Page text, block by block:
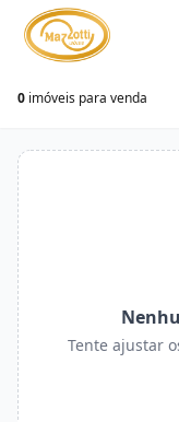
0 imóveis para venda
Tente ajustar